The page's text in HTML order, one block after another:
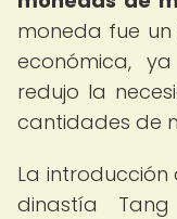
moneda fue un
económica,
redujo la
cantidades de
La
dinastía